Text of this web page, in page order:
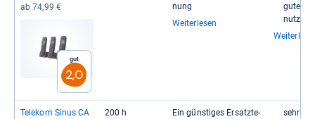
ab 74,99 €
Gut
2,0
nung
Weiterlesen
gute
nutzt
Tele­kom Sinus CA
200 h
Ein güns­ti­ges Ersatz­te­
sehr